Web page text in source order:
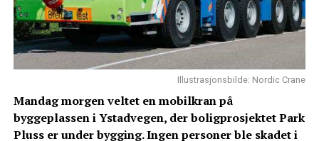
Illustrasjonsbilde: Nordic Crane
Mandag morgen veltet en mobilkran på
byggeplassen i Ystadvegen, der boligprosjektet Park
Pluss er under bygging. Ingen personer ble skadet i